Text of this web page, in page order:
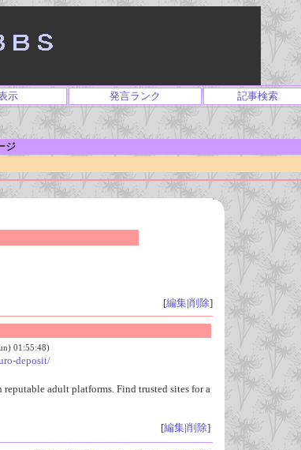
示 発言ランク 記事検索
ジ
[編集|削除]
01:55:48)
deposit/
adult platforms. Find trusted sites for a
[編集|削除]